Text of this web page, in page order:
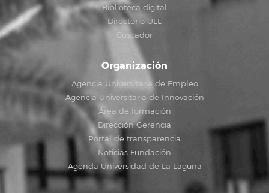
Biblioteca digital
Directorio ULL
Buscador
Organización
Agencia Universitaria de Empleo
Agencia Universitaria de Innovación
Área de formación
Dirección Gerencia
Portal de transparencia
Noticias Fundación
Agenda Universidad de La Laguna